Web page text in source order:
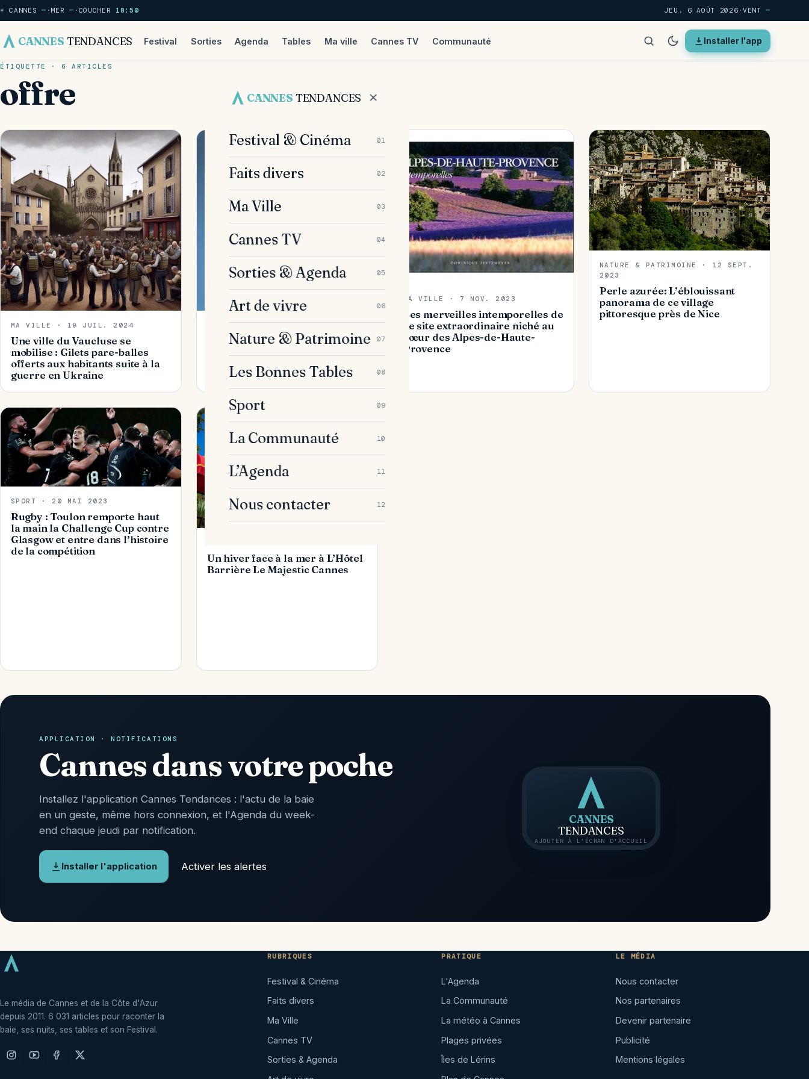
☀ CANNES— · MER— · COUCHER 18:50 JEU. 6 AOÛT 2026 · VENT—
CANNES TENDANCES Festival Sorties Agenda Tables Ma ville Cannes TV Communauté Installer l'app
CANNES TENDANCES
Festival & Cinéma 01
Faits divers 02
Ma Ville 03
Cannes TV 04
Sorties & Agenda 05
Art de vivre 06
Nature & Patrimoine 07
Les Bonnes Tables 08
Sport 09
La Communauté 10
L’Agenda 11
Nous contacter 12
ÉTIQUETTE · 6 ARTICLES
offre
MA VILLE · 19 JUIL. 2024
Une ville du Vaucluse se
mobilise : Gilets pare-balles
offerts aux habitants suite à la
guerre en Ukraine
SPORT · 9 JUIN 2024
Un magnat du football propose
de racheter Everton
MA VILLE · 7 NOV. 2023
Les merveilles intemporelles de
ce site extraordinaire niché au
cœur des Alpes-de-Haute-
Provence
NATURE & PATRIMOINE · 12 SEPT.
2023
Perle azurée: L’éblouissant
panorama de ce village
pittoresque près de Nice
SPORT · 20 MAI 2023
Rugby : Toulon remporte haut
la main la Challenge Cup contre
Glasgow et entre dans l’histoire
de la compétition
Un hiver face à la mer à L’Hôtel
Barrière Le Majestic Cannes
APPLICATION · NOTIFICATIONS
Cannes dans votre poche
Installez l'application Cannes Tendances : l'actu de la baie
en un geste, même hors connexion, et l'Agenda du week-
end chaque jeudi par notification.
Installer l'application Activer les alertes
CANNES
TENDANCES
AJOUTER À L'ÉCRAN D'ACCUEIL
Le média de Cannes et de la Côte d'Azur
depuis 2011. 6 031 articles pour raconter la
baie, ses nuits, ses tables et son Festival.
RUBRIQUES
Festival & Cinéma
Faits divers
Ma Ville
Cannes TV
Sorties & Agenda
PRATIQUE
L'Agenda
La Communauté
La météo à Cannes
Plages privées
Îles de Lérins
LE MÉDIA
Nous contacter
Nos partenaires
Devenir partenaire
Publicité
Mentions légales